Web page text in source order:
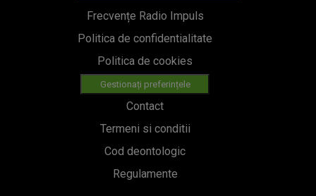
Frecvențe Radio Impuls
Politica de confidentialitate
Politica de cookies
Gestionați preferințele
Contact
Termeni si conditii
Cod deontologic
Regulamente